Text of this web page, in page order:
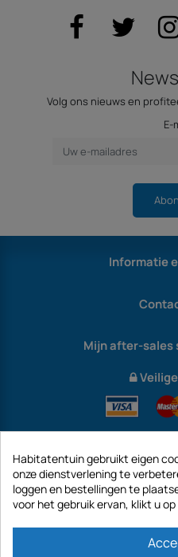
Volg ons nieuws en
E-
Informatie
Mijn after-sales
Habitatentuin gebruikt eigen
onze dienstverlening te
loggen en bestellingen te
voor het gebruik ervan, klikt u